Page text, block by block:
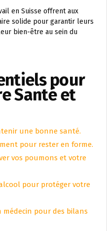
en Suisse offrent aux
solide pour garantir leurs
bien-être au sein du
pour
Santé et
une bonne santé.
pour rester en forme.
vos poumons et votre
pour protéger votre
pour des bilans